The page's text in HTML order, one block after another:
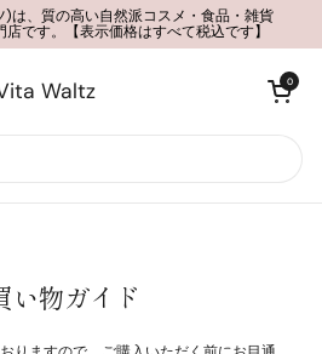
は、質の高い自然派コスメ・食品・雑貨
です。【表示価格はすべて税込です】
Waltz カートを開く
0
い物ガイド